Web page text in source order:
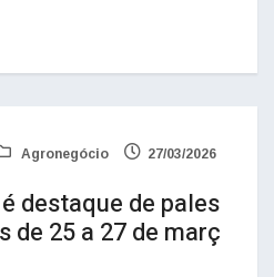
Agronegócio 27/03/2026
destaque de pales
de 25 a 27 de març